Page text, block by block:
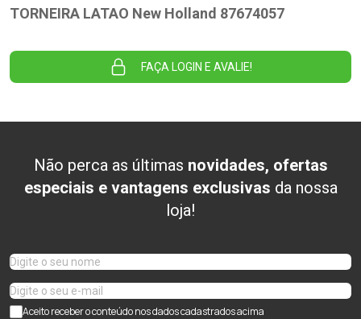
TORNEIRA LATAO New Holland 87674057
FAÇA LOGIN E AVALIE!
Não perca as últimas novidades, ofertas
especiais e vantagens exclusivas da nossa
loja!
Aceito receber o conteúdo nos dados cadastrados acima